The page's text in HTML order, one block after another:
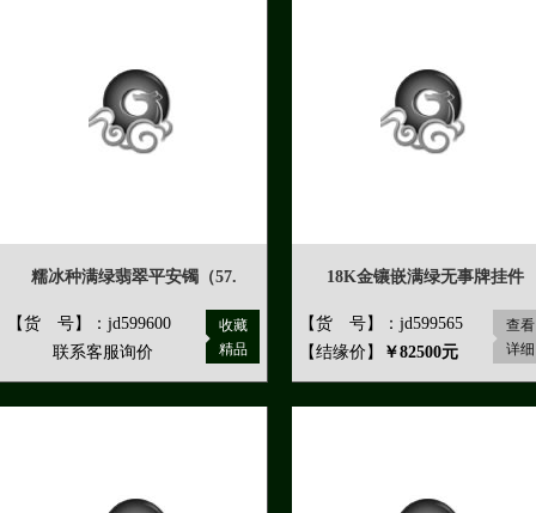
糯冰种满绿翡翠平安镯（57.
【货 号】：jd599600
联系客服询价
收藏
精品
18K金镶嵌满绿无事牌挂件
【货 号】：jd599565
【结缘价】
￥82500元
查看
详细